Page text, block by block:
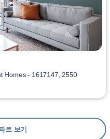
Homes - 1617147, 2550
트 보기